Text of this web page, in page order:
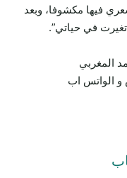
فيها مكشوفا، وبعد
في حياتي”.
المغربي
و الواتس اب